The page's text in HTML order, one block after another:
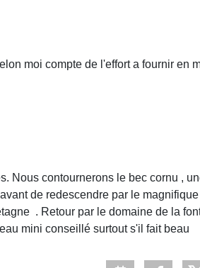
moi compte de l'effort a fournir en
Nous contournerons le bec cornu ,
de redescendre par le
. Retour par le domaine de la
mini conseillé surtout s'il fait beau